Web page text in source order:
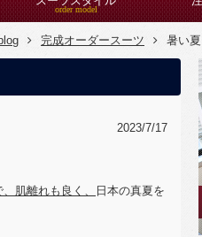
完成オーダースーツ 暑い
2023/7/17
肌離れも良く、
日本の真夏を